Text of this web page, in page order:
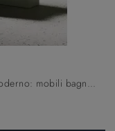
Ottieni informazioni sull'arredo bagno moderno: mobili bagno sospesi in laccato opaco come il modello Master 02 di Arbi ti attendono.